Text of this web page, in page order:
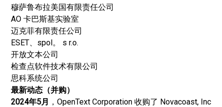
穆萨鲁布拉美国有限责任公司
AO 卡巴斯基实验室
迈克菲有限责任公司
ESET、spol。 s r.o.
开放文本公司
检查点软件技术有限公司
思科系统公司
最新动态（并购）
2024年5月 ，OpenText Corporation 收购了 Novacoast, Inc